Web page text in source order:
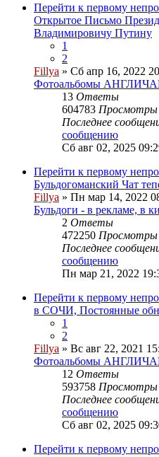
Перейти к первому
Открытое Письмо
Владимировичу Путину
1
2
Fillya » Сб апр 16, 2022
Фотоальбомы
13 Ответы
604783 Просмотры
Последнее
сообщению
Сб авг 02, 2025
Перейти к первому
Бульдогоманский Чат
Fillya » Пн мар 14, 2022
Бульдоги - в рекламе, в
2 Ответы
472250 Просмотры
Последнее
сообщению
Пн мар 21, 2022
Перейти к первому
в СОЧИ, Постоянные
1
2
Fillya » Вс авг 22, 2021
Фотоальбомы
12 Ответы
593758 Просмотры
Последнее
сообщению
Сб авг 02, 2025
Перейти к первому